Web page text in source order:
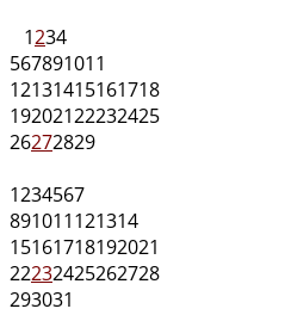
1234
567891011
12131415161718
19202122232425
26272829
1234567
891011121314
15161718192021
22232425262728
293031